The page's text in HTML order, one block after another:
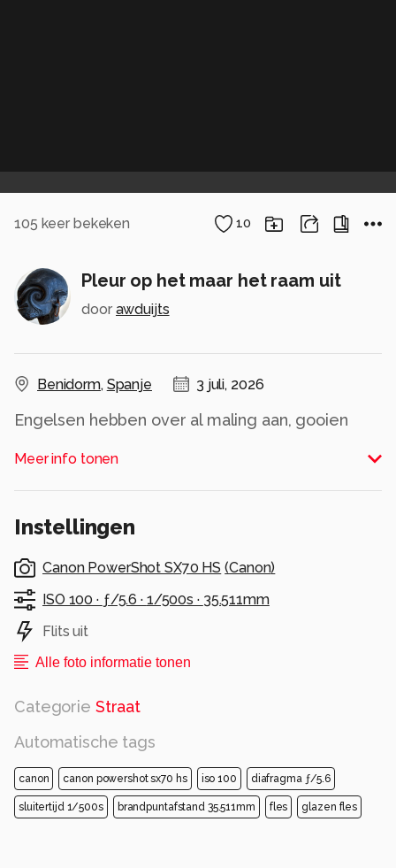
105 keer bekeken 10
Pleur op het maar het raam uit
door awduijts
Benidorm, Spanje 3 juli, 2026
Engelsen hebben over al maling aan, gooien
terras van het cafe.
Iedereen bedankt voor de leuke reactie's op
Meer info tonen
Instellingen
Canon PowerShot SX70 HS (Canon)
ISO 100 · ƒ/5.6 · 1/500s · 35.511mm
Flits uit
Alle foto informatie tonen
Categorie Straat
Automatische tags
canon canon powershot sx70 hs iso 100 diafragma ƒ/5.6
sluitertijd 1/500s brandpuntafstand 35.511mm fles glazen fles